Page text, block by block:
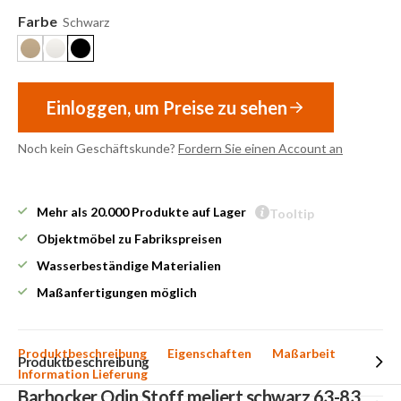
Farbe Schwarz
Einloggen, um Preise zu sehen
Noch kein Geschäftskunde? Fordern Sie einen Account an
Mehr als 20.000 Produkte auf Lager
Tooltip
Objektmöbel zu Fabrikspreisen
Wasserbeständige Materialien
Maßanfertigungen möglich
Produktbeschreibung Eigenschaften
Maßarbeit
Information Lieferung
Produktbeschreibung
Barhocker Odin Stoff meliert schwarz 63-83